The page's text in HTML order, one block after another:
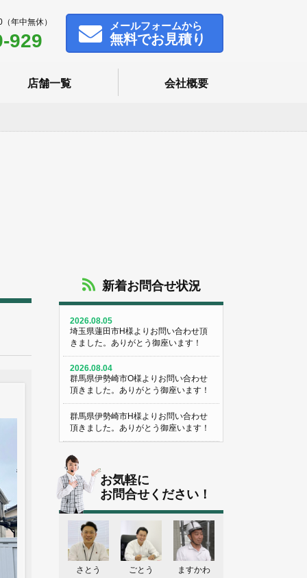
年中無休）
929
メールフォームから
無料でお見積り
店舗一覧 会社概要
新着お問合せ状況
2026.08.05
埼玉県蓮田市H様よりお問い合わせ頂
きました。ありがとう御座います！
2026.08.04
群馬県伊勢崎市O様よりお問い合わせ
頂きました。ありがとう御座います！
群馬県伊勢崎市H様よりお問い合わせ
頂きました。ありがとう御座います！
埼玉県熊谷市M様よりお問い合わせ頂
きました。ありがとう御座います！
埼玉県熊谷市S様よりお問い合わせ頂
きました。ありがとう御座います！
群馬県伊勢崎市K様よりお問い合わせ
頂きました。ありがとう御座います！
東京都葛飾区N様よりお問い合わせ頂
お気軽に
お問合せください！
さとう ごとう ますかわ